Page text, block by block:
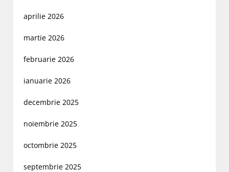
aprilie 2026
martie 2026
februarie 2026
ianuarie 2026
decembrie 2025
noiembrie 2025
octombrie 2025
septembrie 2025